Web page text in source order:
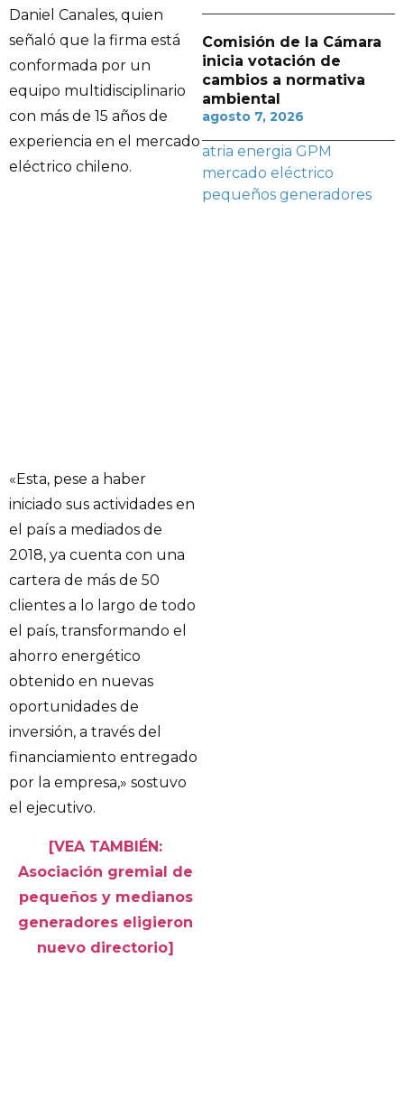
Daniel Canales, quien
señaló que la firma está
conformada por un
equipo multidisciplinario
con más de 15 años de
experiencia en el mercado
eléctrico chileno.
«Esta, pese a haber
iniciado sus actividades en
el país a mediados de
2018, ya cuenta con una
cartera de más de 50
clientes a lo largo de todo
el país, transformando el
ahorro energético
obtenido en nuevas
oportunidades de
inversión, a través del
financiamiento entregado
por la empresa,» sostuvo
el ejecutivo.
[VEA TAMBIÉN:
Asociación gremial de
pequeños y medianos
generadores eligieron
nuevo directorio]
Comisión de la Cámara
inicia votación de
cambios a normativa
ambiental
agosto 7, 2026
atria energia GPM
mercado eléctrico
pequeños generadores